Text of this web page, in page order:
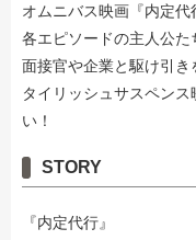
オムニバス映画『内定代
各エピソードの主人公た
面接官や企業と駆け引
タイリッシュサスペン
い！
STORY
『内定代行』